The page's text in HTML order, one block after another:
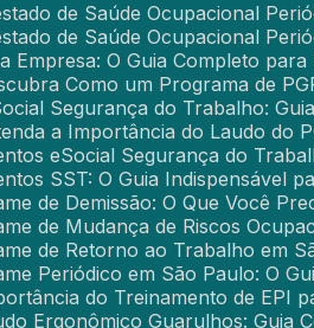
de Saúde Ocupacional
de Saúde Ocupacional
Empresa: O Guia Completo
Como um Programa de
Social Segurança do Trabalho:
a Importância do Laudo do
eSocial Segurança do
SST: O Guia Indispensável
de Demissão: O Que Você
de Mudança de Riscos
de Retorno ao Trabalho em
Periódico em São Paulo: O
do Treinamento de EPI
Ergonômico Guarulhos: Guia